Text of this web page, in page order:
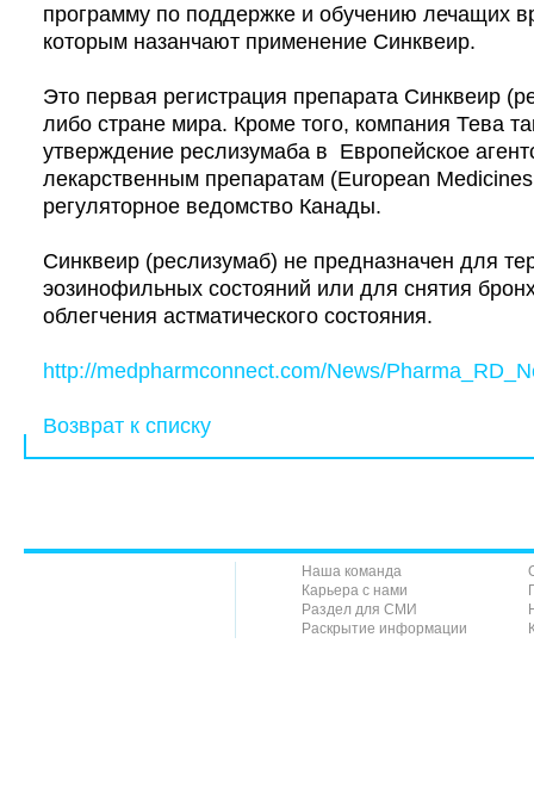
программу по поддержке и обучению лечащих
которым назанчают применение Синквеир.
Это первая регистрация препарата Синквеир
либо стране мира. Кроме того, компания Тева
утверждение реслизумаба в Европейское
лекарственным препаратам (European
регуляторное ведомство Канады.
Синквеир (реслизумаб) не предназначен для
эозинофильных состояний или для снятия
облегчения астматического состояния.
http://medpharmconnect.com/News/
Возврат к списку
Наша команда
Карьера с нами
Раздел для СМИ
Раскрытие информации